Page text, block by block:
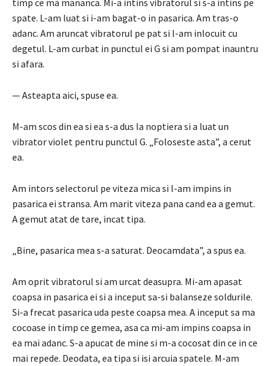
spate. L-am luat si i-am bagat-o in pasarica. Am tras-o
adanc. Am aruncat vibratorul pe pat si l-am inlocuit cu
degetul. L-am curbat in punctul ei G si am pompat inauntru
si afara.
— Asteapta aici, spuse ea.
M-am scos din ea si ea s-a dus la noptiera si a luat un
vibrator violet pentru punctul G. „Foloseste asta”, a cerut
ea.
Am intors selectorul pe viteza mica si l-am impins in
pasarica ei stransa. Am marit viteza pana cand ea a gemut.
A gemut atat de tare, incat tipa.
„Bine, pasarica mea s-a saturat. Deocamdata”, a spus ea.
Am oprit vibratorul si am urcat deasupra. Mi-am apasat
coapsa in pasarica ei si a inceput sa-si balanseze soldurile.
Si-a frecat pasarica uda peste coapsa mea. A inceput sa ma
cocoase in timp ce gemea, asa ca mi-am impins coapsa in
ea mai adanc. S-a apucat de mine si m-a cocosat din ce in ce
mai repede. Deodata, ea tipa si isi arcuia spatele. M-am